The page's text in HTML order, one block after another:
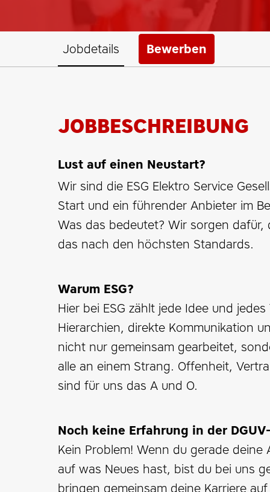
Jobdetails Bewerben
JOBBESCHREIBUNG
Lust auf einen Neustart?
Wir sind die ESG Elektro Service
Start und ein führender Anbieter im
Was das bedeutet? Wir sorgen
das nach den höchsten Standards.
Warum ESG?
Hier bei ESG zählt jede Idee und
Hierarchien, direkte Kommunikation
nicht nur gemeinsam gearbeitet,
alle an einem Strang. Offenheit,
sind für uns das A und O.
Noch keine Erfahrung in der
Kein Problem! Wenn du gerade
auf was Neues hast, bist du bei uns
bringen gemeinsam deine Karriere